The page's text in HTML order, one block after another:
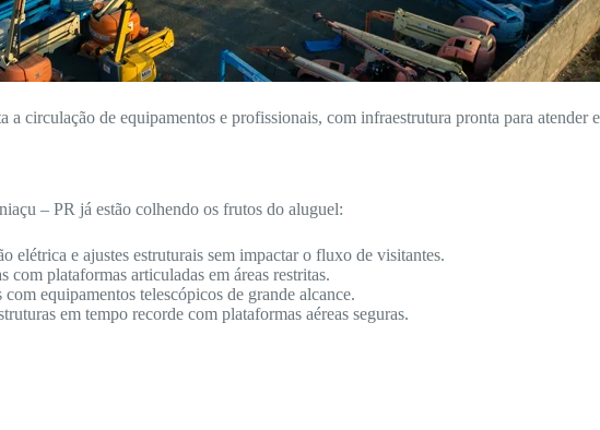
circulação de equipamentos e profissionais, com infraestrutura pronta para atender
– PR já estão colhendo os frutos do aluguel:
elétrica e ajustes estruturais sem impactar o fluxo de visitantes.
com plataformas articuladas em áreas restritas.
equipamentos telescópicos de grande alcance.
em tempo recorde com plataformas aéreas seguras.